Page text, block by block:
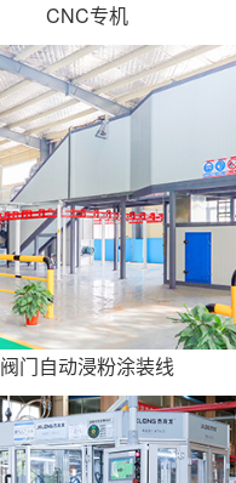
CNC专机
阀门自动浸粉涂装线